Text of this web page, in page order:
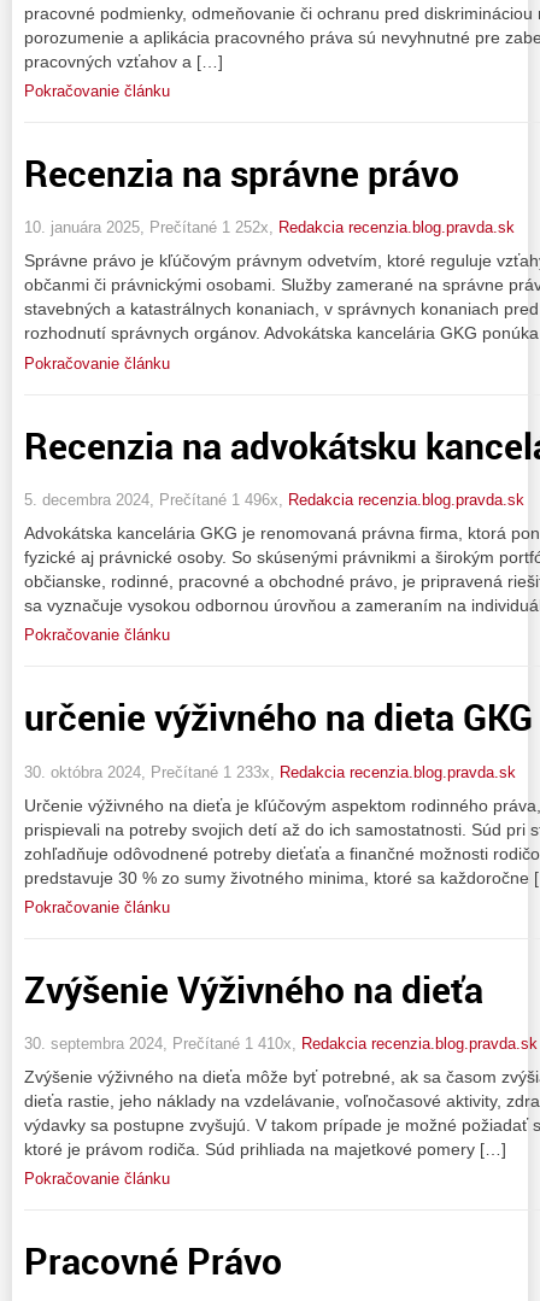
pracovné podmienky, odmeňovanie či ochranu pred
porozumenie a aplikácia pracovného práva sú nevyhnutné pre
pracovných vzťahov a […]
Pokračovanie článku
Recenzia na správne právo
10. januára 2025, Prečítané 1 252x, Redakcia recenzia.blog.pravda.sk
Správne právo je kľúčovým právnym odvetvím, ktoré reguluje
občanmi či právnickými osobami. Služby zamerané na správne
stavebných a katastrálnych konaniach, v správnych konaniach
rozhodnutí správnych orgánov. Advokátska kancelária GKG
Pokračovanie článku
Recenzia na advokátsku
5. decembra 2024, Prečítané 1 496x, Redakcia recenzia.blog.pravda.sk
Advokátska kancelária GKG je renomovaná právna firma, ktorá
fyzické aj právnické osoby. So skúsenými právnikmi a širokým
občianske, rodinné, pracovné a obchodné právo, je pripravená
sa vyznačuje vysokou odbornou úrovňou a zameraním na
Pokračovanie článku
určenie výživného na dieta GKG
30. októbra 2024, Prečítané 1 233x, Redakcia recenzia.blog.pravda.sk
Určenie výživného na dieťa je kľúčovým aspektom rodinného
prispievali na potreby svojich detí až do ich samostatnosti. Súd pri
zohľadňuje odôvodnené potreby dieťaťa a finančné možnosti
predstavuje 30 % zo sumy životného minima, ktoré sa každoročne
Pokračovanie článku
Zvýšenie Výživného na dieťa
30. septembra 2024, Prečítané 1 410x, Redakcia recenzia.blog.pravda.sk
Zvýšenie výživného na dieťa môže byť potrebné, ak sa časom
dieťa rastie, jeho náklady na vzdelávanie, voľnočasové aktivity,
výdavky sa postupne zvyšujú. V takom prípade je možné požiadať
ktoré je právom rodiča. Súd prihliada na majetkové pomery […]
Pokračovanie článku
Pracovné Právo